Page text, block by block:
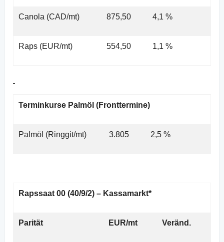
Canola (CAD/mt) 875,50 4,1 %
Raps (EUR/mt) 554,50 1,1 %
Terminkurse Palmöl (Fronttermine)
Palmöl (Ringgit/mt) 3.805 2,5 %
Rapssaat 00 (40/9/2) – Kassamarkt*
Parität EUR/mt Veränd.